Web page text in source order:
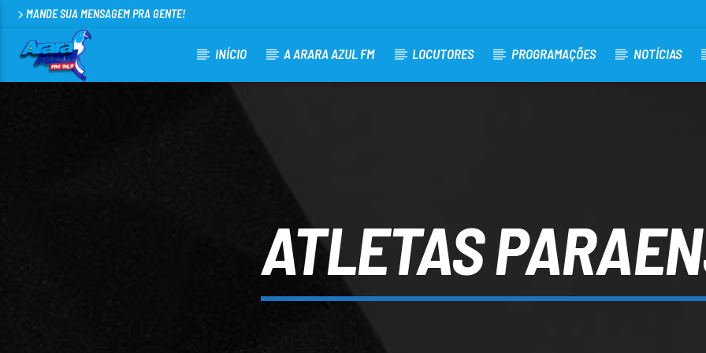
MANDE SUA MENSAGEM PRA GENTE!
INÍCIO A ARARA AZUL FM LOCUTORES PROGRAMAÇÕES NOTÍCIAS
ATLETAS